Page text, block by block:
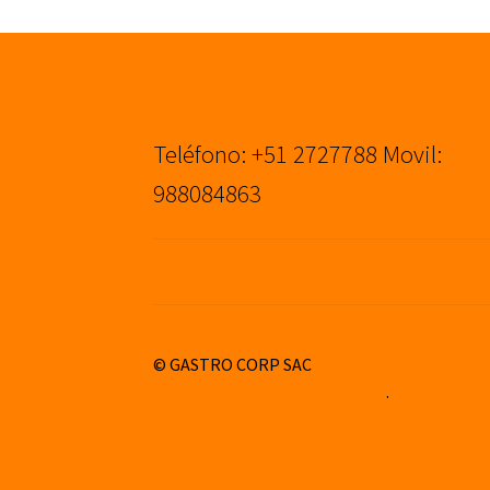
Teléfono: +51 2727788 Movil:
988084863
© GASTRO CORP SAC
Construido con WooCommerce.